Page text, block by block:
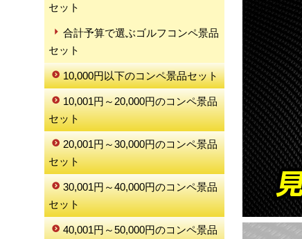
セット
合計予算で選ぶゴルフコンペ景品
セット
10,000円以下のコンペ景品セット
10,001円～20,000円のコンペ景品
セット
20,001円～30,000円のコンペ景品
セット
30,001円～40,000円のコンペ景品
セット
40,001円～50,000円のコンペ景品